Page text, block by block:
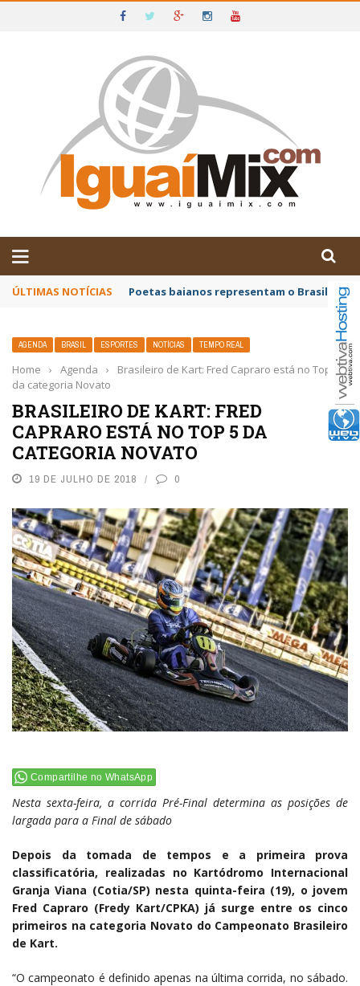
IGUAÍ E SUDOESTE DA BAHIA
ÚLTIMAS NOTÍCIAS Gabriel Lopes Pontes é o escritor
AGENDA BRASIL ESPORTES NOTÍCIAS TEMPO REAL
Home › Agenda ›
Brasileiro de Kart: Fred Capraro está no Top 5
da categoria Novato
BRASILEIRO DE KART: FRED
CAPRARO ESTÁ NO TOP 5 DA
CATEGORIA NOVATO
19 DE JULHO DE 2018 0
Compartilhe no WhatsApp
Nesta sexta-feira, a corrida Pré-Final determina as posições de
largada para a Final de sábado
Depois da tomada de tempos e a primeira prova
classificatória, realizadas no Kartódromo Internacional
Granja Viana (Cotia/SP) nesta quinta-feira (19), o jovem
Fred Capraro (Fredy Kart/CPKA) já surge entre os cinco
primeiros na categoria Novato do Campeonato Brasileiro
de Kart.
“O campeonato é definido apenas na última corrida, no sábado.